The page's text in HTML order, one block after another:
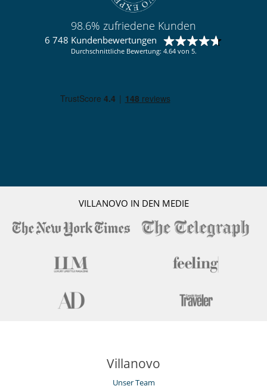
98.6% zufriedene Kunden
6 748 Kundenbewertungen
Durchschnittliche Bewertung: 4.64 von 5.
VILLANOVO IN DEN MEDIE
Villanovo
Unser Team